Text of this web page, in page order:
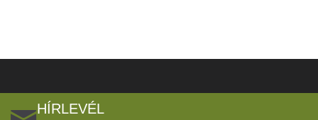
HÍRLEVÉL